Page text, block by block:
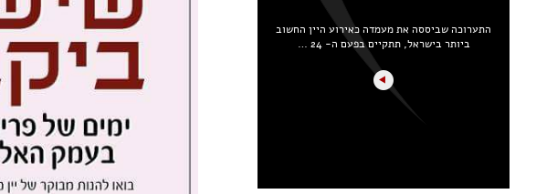
התערוכה שביססה את מעמדה כאירוע היין החשוב
ביותר בישראל, תתקיים בפעם ה- 24 …